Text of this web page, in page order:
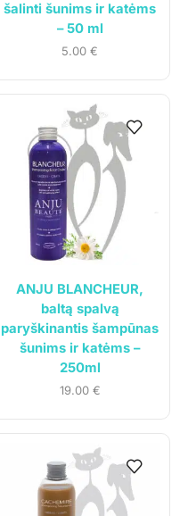
šalinti šunims ir katėms
– 50 ml
5.00 €
ANJU BLANCHEUR,
baltą spalvą
paryškinantis šampūnas
šunims ir katėms –
250ml
19.00 €